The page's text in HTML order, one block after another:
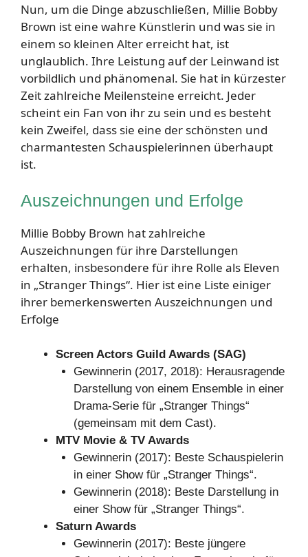
Nun, um die Dinge abzuschließen, Millie Bobby
Brown ist eine wahre Künstlerin und was sie in
einem so kleinen Alter erreicht hat, ist
unglaublich. Ihre Leistung auf der Leinwand ist
vorbildlich und phänomenal. Sie hat in kürzester
Zeit zahlreiche Meilensteine ​​erreicht. Jeder
scheint ein Fan von ihr zu sein und es besteht
kein Zweifel, dass sie eine der schönsten und
charmantesten Schauspielerinnen überhaupt
ist.
Auszeichnungen und Erfolge
Millie Bobby Brown hat zahlreiche
Auszeichnungen für ihre Darstellungen
erhalten, insbesondere für ihre Rolle als Eleven
in „Stranger Things“. Hier ist eine Liste einiger
ihrer bemerkenswerten Auszeichnungen und
Erfolge
Screen Actors Guild Awards (SAG)
Gewinnerin (2017, 2018): Herausragende
Darstellung von einem Ensemble in einer
Drama-Serie für „Stranger Things“
(gemeinsam mit dem Cast).
MTV Movie & TV Awards
Gewinnerin (2017): Beste Schauspielerin
in einer Show für „Stranger Things“.
Gewinnerin (2018): Beste Darstellung in
einer Show für „Stranger Things“.
Saturn Awards
Gewinnerin (2017): Beste jüngere